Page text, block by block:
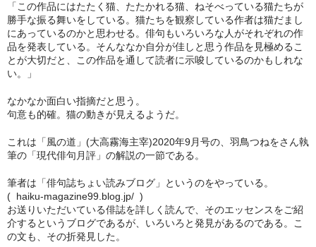
冬扇の「時空の座」
お問い合わせ
日本俳人クラブ
郷土阿波の俳句を集めよう
徳島吟行案内編集室
アゴラ（新しい俳句の為に）
「この作品にはたたく猫、たたかれる猫、ねそべっている猫たちが
勝手な振る舞いをしている。猫たちを観察している作者は猫だまし
にあっているのかと思わせる。俳句もいろいろな人がそれぞれの作
品を発表している。そんななか自分が佳しと思う作品を見極めるこ
とが大切だと、この作品を通して読者に示唆しているのかもしれな
い。」
なかなか面白い指摘だと思う。
句意も的確。猫の動きが見えるようだ。
これは「風の道」(大高霧海主宰)2020年9月号の、羽鳥つねをさん執
筆の「現代俳句月評」の解説の一節である。
筆者は「俳句誌ちょい読みブログ」というのをやっている。
( haiku-magazine99.blog.jp/ )
お送りいただいている俳誌を詳しく読んで、そのエッセンスをご紹
介するというブログであるが、いろいろと発見があるのである。こ
の文も、その折発見した。